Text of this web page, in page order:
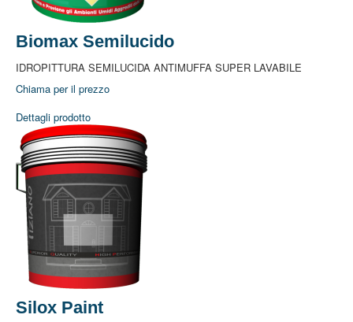
Azienda
Dove Siamo
Lavora con Noi
Prodotti
Idropitture Lavabili
Idropitture SuperLavabili
Idropitture Impermeabili
Idropitture al Quarzo
Stucchi e Rasanti
Fondi e Fissativi
Rivestimenti Facciate
Smalti all'Acqua
Coloranti Universali
Paste Tintometriche
Attrezzatura
Ombreggiante per Serre
Punti Vendita
E-Store Privati
Biomax Semilucido
IDROPITTURA SEMILUCIDA ANTIMUFFA SUPER LAVABILE
Chiama per il prezzo
Dettagli prodotto
Silox Paint